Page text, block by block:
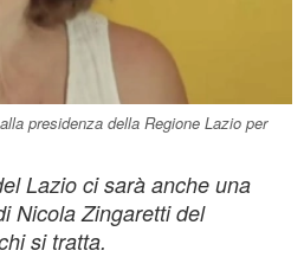
presidenza della Regione Lazio per
Lazio ci sarà anche una
Nicola Zingaretti del
si tratta.